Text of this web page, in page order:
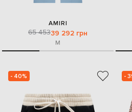
AMIRI
65 45339 292 грн
M
- 40% -